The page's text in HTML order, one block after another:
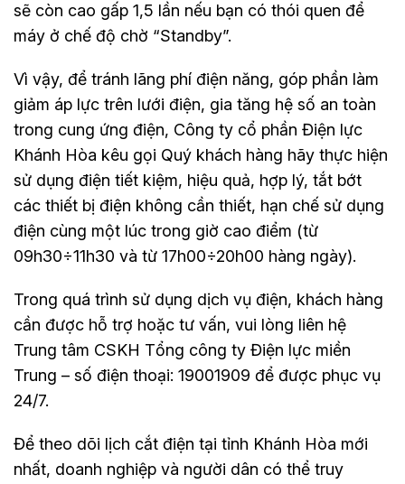
sẽ còn cao gấp 1,5 lần nếu bạn có thói quen để
máy ở chế độ chờ “Standby”.
Vì vậy, để tránh lãng phí điện năng, góp phần làm
giảm áp lực trên lưới điện, gia tăng hệ số an toàn
trong cung ứng điện, Công ty cổ phần Điện lực
Khánh Hòa kêu gọi Quý khách hàng hãy thực hiện
sử dụng điện tiết kiệm, hiệu quả, hợp lý, tắt bớt
các thiết bị điện không cần thiết, hạn chế sử dụng
điện cùng một lúc trong giờ cao điểm (từ
09h30÷11h30 và từ 17h00÷20h00 hàng ngày).
Trong quá trình sử dụng dịch vụ điện, khách hàng
cần được hỗ trợ hoặc tư vấn, vui lòng liên hệ
Trung tâm CSKH Tổng công ty Điện lực miền
Trung – số điện thoại: 19001909 để được phục vụ
24/7.
Để theo dõi lịch cắt điện tại tỉnh Khánh Hòa mới
nhất, doanh nghiệp và người dân có thể truy